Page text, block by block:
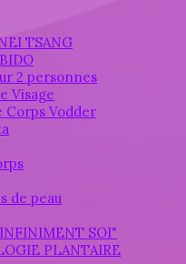
TSANG
2 personnes
Visage
Corps Vodder
de peau
SOI"
PLANTAIRE